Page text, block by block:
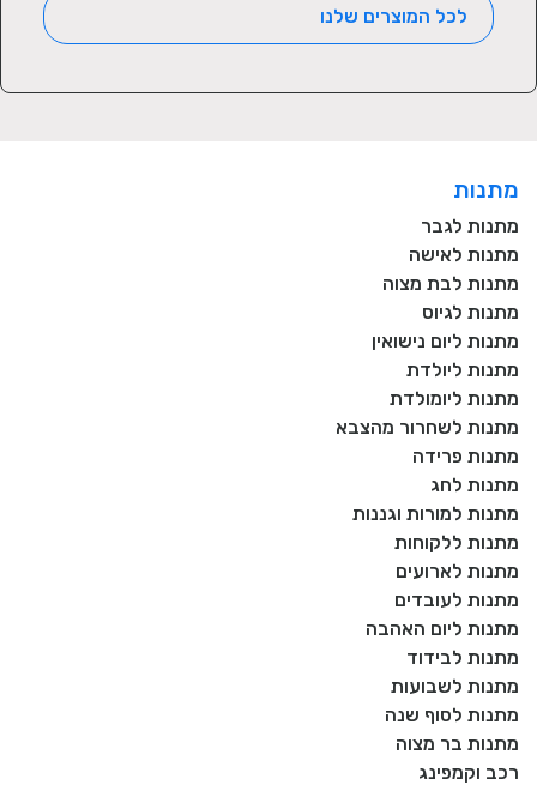
לכל המוצרים שלנו
מתנות
מתנות לגבר
מתנות לאישה
מתנות לבת מצוה
מתנות לגיוס
מתנות ליום נישואין
מתנות ליולדת
מתנות ליומולדת
מתנות לשחרור מהצבא
מתנות פרידה
מתנות לחג
מתנות למורות וגננות
מתנות ללקוחות
מתנות לארועים
מתנות לעובדים
מתנות ליום האהבה
מתנות לבידוד
מתנות לשבועות
מתנות לסוף שנה
מתנות בר מצוה
רכב וקמפינג